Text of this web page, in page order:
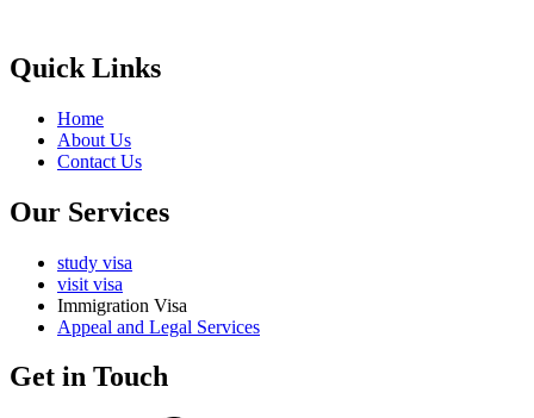
Quick Links
Home
About Us
Contact Us
Our Services
study visa
visit visa
Immigration Visa
Appeal and Legal Services
Get in Touch